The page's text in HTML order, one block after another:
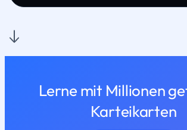
Lerne mit Millionen
Karteikarten